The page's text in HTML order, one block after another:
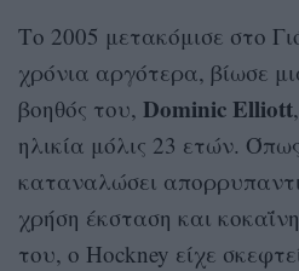
Το 2005 μετακόμισε στο
χρόνια αργότερα, βίωσε
βοηθός του, Dominic Elliott
ηλικία μόλις 23 ετών.
καταναλώσει
χρήση έκσταση και
του, ο Hockney είχε